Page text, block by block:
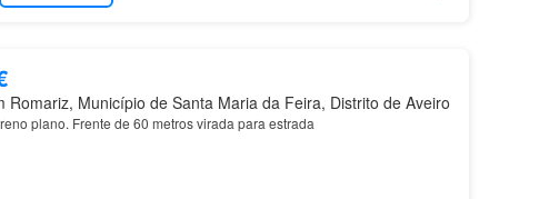
Romariz, Município de Santa Maria da Feira, Distrito de Aveiro
plano. Frente de 60 metros virada para estrada